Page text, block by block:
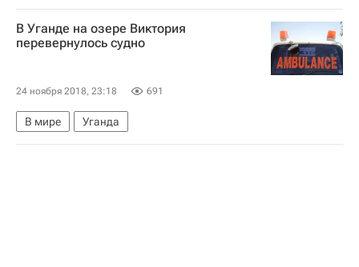
Стамбул
Варфоломей I (Патриарх Константинопольский)
В Уганде на озере Виктория
перевернулось судно
24 ноября 2018, 23:18 691
В мире Уганда